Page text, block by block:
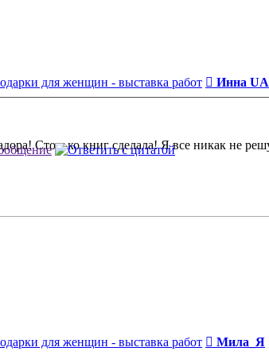
для женщин - выставка работ Инна UA
Столько книг сделала! Я все никак не
для женщин - выставка работ Мила_Я